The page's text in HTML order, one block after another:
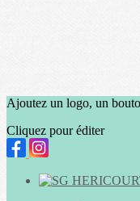
Ajoutez un logo, un
Cliquez pour éditer